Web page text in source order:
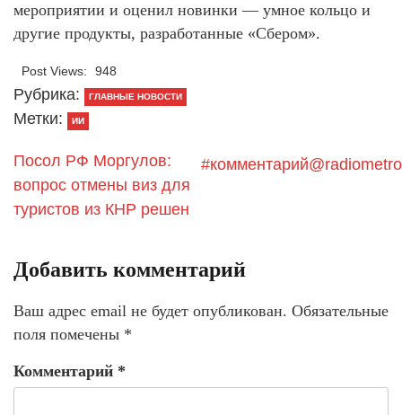
мероприятии и оценил новинки — умное кольцо и
другие продукты, разработанные «Сбером».
Post Views: 948
Рубрика: ГЛАВНЫЕ НОВОСТИ
Метки: ИИ
Посол РФ Моргулов:
вопрос отмены виз для
туристов из КНР решен
#комментарий@radiometro
Добавить комментарий
Ваш адрес email не будет опубликован. Обязательные
поля помечены *
Комментарий *